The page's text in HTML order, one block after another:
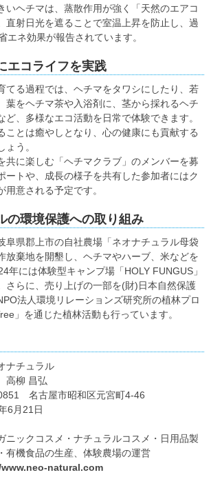
いヘチマは、蒸散作用が強く「天然のエアコ
直射日光を遮ることで室温上昇を防止し、過
エネ効果が報告されています。
エコライフを実践
てる過程では、ヘチマをタワシにしたり、若
葉をヘチマ茶や入浴剤に、茎から採れるヘチ
ど、多様なエコ活動を日常で体験できます。
ことは癒やしとなり、心の健康にも貢献する
ょう。
共に楽しむ「ヘチマクラブ」のメンバーを募
ートや、成長の様子を共有した参加者にはク
意される予定です。
の環境保護への取り組み
阜県郡上市の自社農場「ネオナチュラル母袋
放棄地を開墾し、ヘチマやハーブ、米などを
年には体験型キャンプ場「HOLY FUNGUS」
さらに、売り上げの一部を(財)日本自然保護
法人環境リレーションズ研究所の植林プロ
」を通じた植林活動も行っています。
ナチュラル
高柳 昌弘
名古屋市昭和区元宮町4-46
6月21日
ニックコスメ・ナチュラルコスメ・日用品製
有機食品の生産、体験農場の運営
natural.com